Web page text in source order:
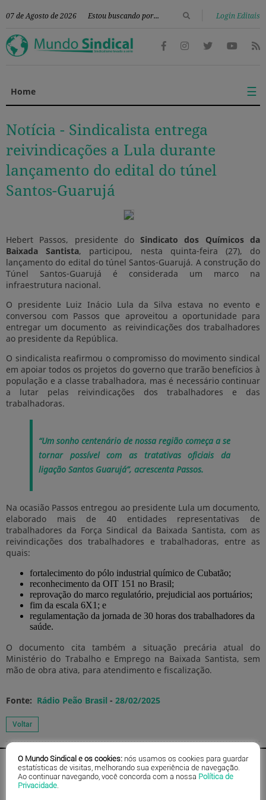
07 de Agosto de 2026 Login Editais
Home ☰
Notícia - Sindicalista entrega
reivindicações a Lula durante
lançamento do edital do túnel
Santos-Guarujá
Hebert Passos, presidente doSindicato dos Químicos da
Baixada Santista, participou, nesta quinta-feira (27), do
lançamento do edital do túnel Santos-Guarujá. A construção do
Túnel Santos-Guarujá é considerada um marco na
infraestrutura nacional.
O presidente Luiz Inácio Lula da Silva estava no evento e
conversou com Passos que aproveitou a oportunidade para
entregar um documento as reivindicações dos trabalhadores
ao presidente da República.
O sindicalista reafirmou o compromisso do movimento sindical
em apoiar todos os projetos do governo que trarão benefícios à
população e a classe trabalhadora, mas é necessário continuar
a lutar pelas reivindicações dos trabalhadores e das
trabalhadoras.
“Um sonho centenário de nossa região começa a se
tornar possível com as tratativas oficiais da
ligação Santos Guarujá”, acrescenta Passos.
Na ocasião Passos entregou ao presidente Lula um documento,
elaborado mais de 40 entidades representativas de
trabalhadores da Força Sindical da Baixada Santista, com as
reivindicações dos trabalhadores e trabalhadoras, entre as
quais:
fortalecimento do pólo industrial químico de Cubatão;
reconhecimento da OIT 151 no Brasil;
reprovação do marco regulatório, prejudicial aos portuários;
fim da escala 6X1; e
regulamentação da jornada de 30 horas dos trabalhadores da
saúde.
O documento cita também a situação precária atual do
Ministério do Trabalho e Emprego na Baixada Santista, sem
mão de obra ativa, para atendimento e fiscalização.
Fonte: Rádio Peão Brasil - 28/02/2025
O Mundo Sindical e os cookies: nós usamos os cookies para guardar
estatísticas de visitas, melhorando sua experiência de navegação.
Ao continuar navegando, você concorda com a nossa Política de
Privacidade.